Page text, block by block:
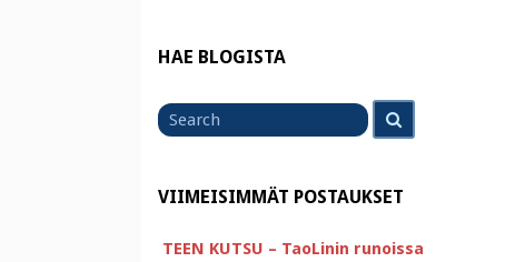
HAE BLOGISTA
for
VIIMEISIMMÄT POSTAUKSET
TEEN KUTSU – TaoLinin runoissa